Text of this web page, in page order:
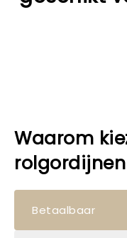
Waarom
rolgordijnen
Betaalbaar